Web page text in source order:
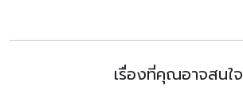
เรื่องที่คุณอาจสนใจ